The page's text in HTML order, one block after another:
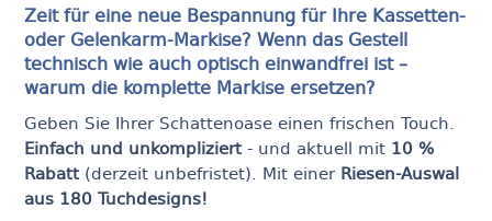
Zeit für eine neue Bespannung für Ihre Kassetten-
oder Gelenkarm-Markise?Wenn das Gestell
technisch wie auch optisch einwandfrei ist –
warum die komplette Markise ersetzen?
Geben Sie Ihrer Schattenoase einen frischen Touch.
Einfach und unkompliziert - und aktuell mit 10 %
Rabatt (derzeit unbefristet). Mit einer Riesen-Auswal
aus 180 Tuchdesigns!